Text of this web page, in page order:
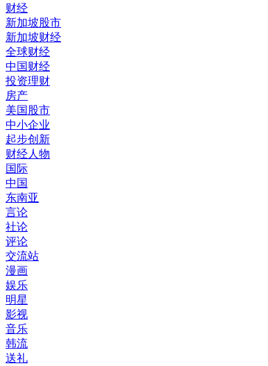
财经
新加坡股市
新加坡财经
全球财经
中国财经
投资理财
房产
美国股市
中小企业
起步创新
财经人物
国际
中国
东南亚
言论
社论
评论
交流站
漫画
娱乐
明星
影视
音乐
韩流
送礼